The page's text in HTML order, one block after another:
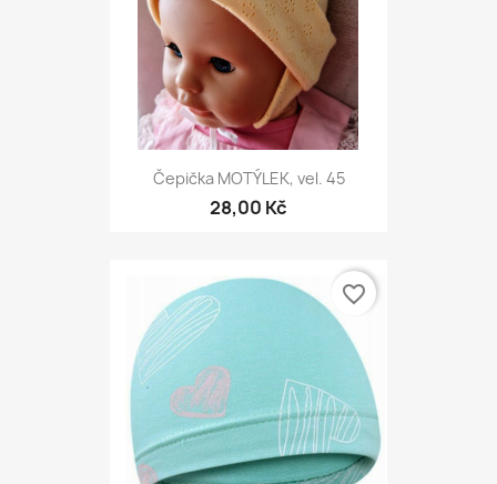
Čepička MOTÝLEK, vel. 45
28,00 Kč
favorite_border